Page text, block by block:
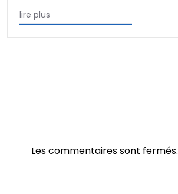
lire plus
Les commentaires sont fermés.